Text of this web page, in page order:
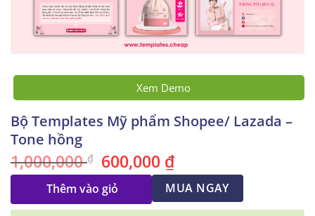
Xem Demo
Bộ Templates Mỹ phẩm Shopee/ Lazada –
Tone hồng
1,000,000₫ Giá
gốc
là:
1,000,000 ₫.
600,000 ₫Giá
tại
là:
600,000 ₫.
Thêm vào giỏ MUA NGAY